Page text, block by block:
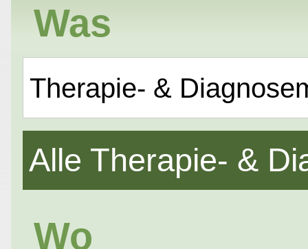
Was
Therapie- &
Alle Therapie- &
Wo